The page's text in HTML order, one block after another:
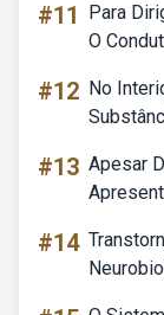
#11
Para
O
#12 No
#13 Apesar
#14